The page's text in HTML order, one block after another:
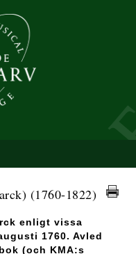
(1760-1822)
enligt vissa
1760. Avled
(och KMA:s